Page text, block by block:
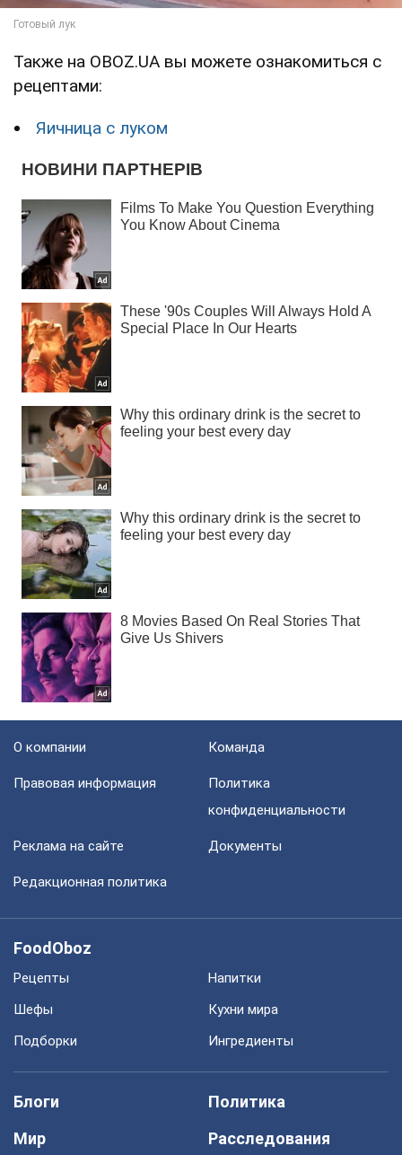
Также на OBOZ.UA вы можете ознакомиться с
рецептами:
Яичница с луком
О компании Команда
Правовая информация
Политика
конфиденциальности
Реклама на сайте Документы
Редакционная политика
FoodOboz
Рецепты
Напитки
Шефы
Кухни мира
Подборки
Ингредиенты
Блоги
Политика
Мир
Расследования